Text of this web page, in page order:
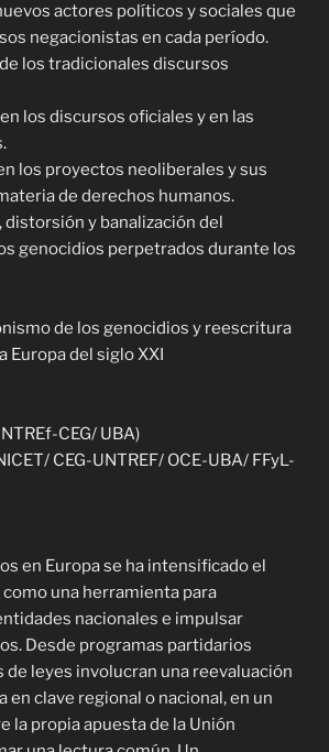
actores políticos y sociales que
negacionistas en cada período.
los tradicionales discursos
los discursos oficiales y en las
los proyectos neoliberales y sus
de derechos humanos.
distorsión y banalización del
genocidios perpetrados durante los
de los genocidios y reescritura
Europa del siglo XXI
CEG/ UBA)
CEG-UNTREF/ OCE-UBA/ FFyL-
en Europa se ha intensificado el
una herramienta para
nacionales e impulsar
Desde programas partidarios
de leyes involucran una reevaluación
en clave regional o nacional, en un
la propia apuesta de la Unión